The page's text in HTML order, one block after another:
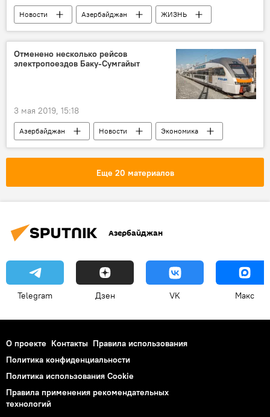
Новости Азербайджан
ЖИЗНЬ
Политика
Экономика
Образование
Отменено несколько рейсов
электропоездов Баку-Сумгайыт
3 мая 2019, 15:18
Азербайджан Новости
Экономика
Электропоезд
Баку
Сумгайыт
Еще 20 материалов
Азербайджан
Telegram Дзен VK Макс
О проекте Контакты Правила использования
Политика конфиденциальности
Политика использования Cookie
Правила применения рекомендательных
технологий